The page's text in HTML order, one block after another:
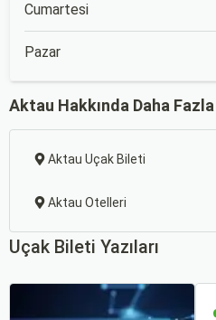
Cumartesi
Pazar
Aktau Hakkında Daha Fazla
Aktau Uçak Bileti
Aktau Otelleri
Uçak Bileti Yazıları